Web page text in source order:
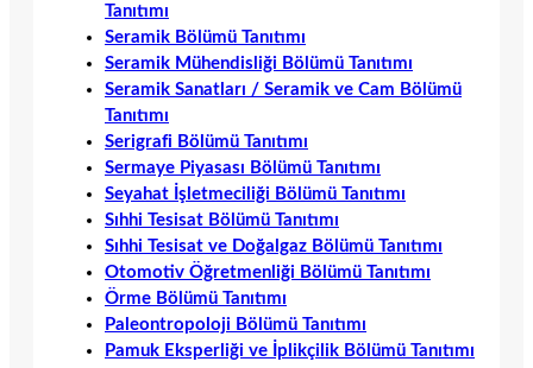
Tanıtımı
Seramik Bölümü Tanıtımı
Seramik Mühendisliği Bölümü Tanıtımı
Seramik Sanatları / Seramik ve Cam Bölümü
Tanıtımı
Serigrafi Bölümü Tanıtımı
Sermaye Piyasası Bölümü Tanıtımı
Seyahat İşletmeciliği Bölümü Tanıtımı
Sıhhi Tesisat Bölümü Tanıtımı
Sıhhi Tesisat ve Doğalgaz Bölümü Tanıtımı
Otomotiv Öğretmenliği Bölümü Tanıtımı
Örme Bölümü Tanıtımı
Paleontropoloji Bölümü Tanıtımı
Pamuk Eksperliği ve İplikçilik Bölümü Tanıtımı